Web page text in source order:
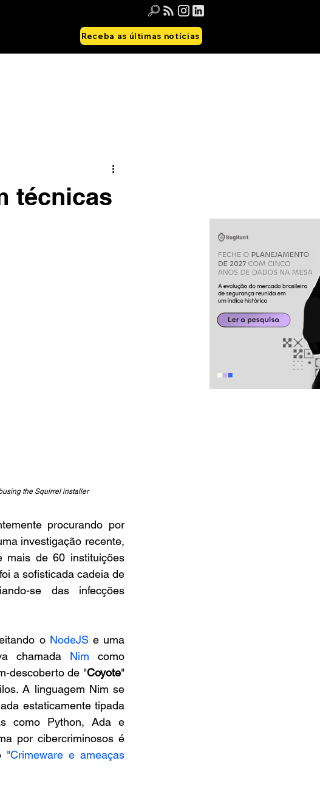
Receba as últimas notícias
técnicas
the Squirrel installer
procurando por
investigação recente,
mais de 60 instituições
a sofisticada cadeia de
se das infecções
o NodeJS e uma
chamada Nim como
descoberto de "Coyote"
A linguagem Nim se
estaticamente tipada
como Python, Ada e
por cibercriminosos é
"Crimeware e ameaças